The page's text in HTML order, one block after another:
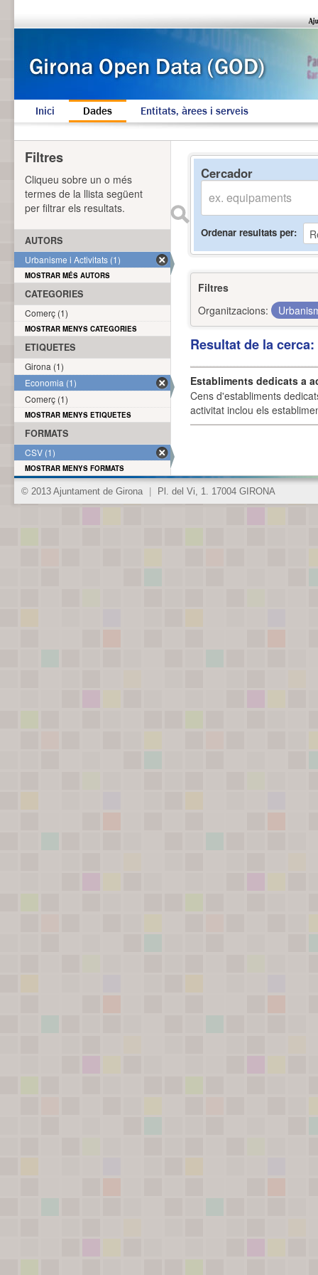
Inici Dades Entitats, àrees i serveis
Cercador
Ordenar resultats per
Filtres
Organitzacions:
Resultat de la
Establiments dedicats a
Cens d'establiments
activitat inclou els
Filtres
Cliqueu sobre un o més
termes de la llista següent
per filtrar els resultats.
AUTORS
Urbanisme i Activitats (1)
MOSTRAR MÉS AUTORS
CATEGORIES
Comerç (1)
MOSTRAR MENYS CATEGORIES
ETIQUETES
Girona (1)
Economia (1)
Comerç (1)
MOSTRAR MENYS ETIQUETES
FORMATS
CSV (1)
MOSTRAR MENYS FORMATS
© 2013 Ajuntament de Girona Pl. del Vi, 1. 17004 GIRONA